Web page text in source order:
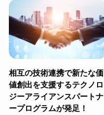
相互の技術連携で新たな価
値創出を支援するテクノロ
ジーアライアンスパートナ
ープログラムが発足！